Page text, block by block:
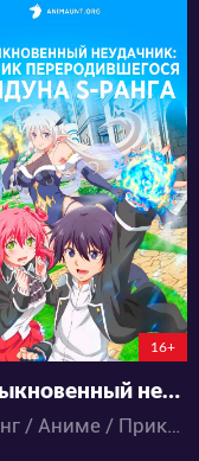
16698
41
6:20:0:8
16+
Необыкновенный неудачник: Дневник переродившегося колдуна S-ранга
Онгоинг / Аниме / Приключения / Фэнтези / Экшен